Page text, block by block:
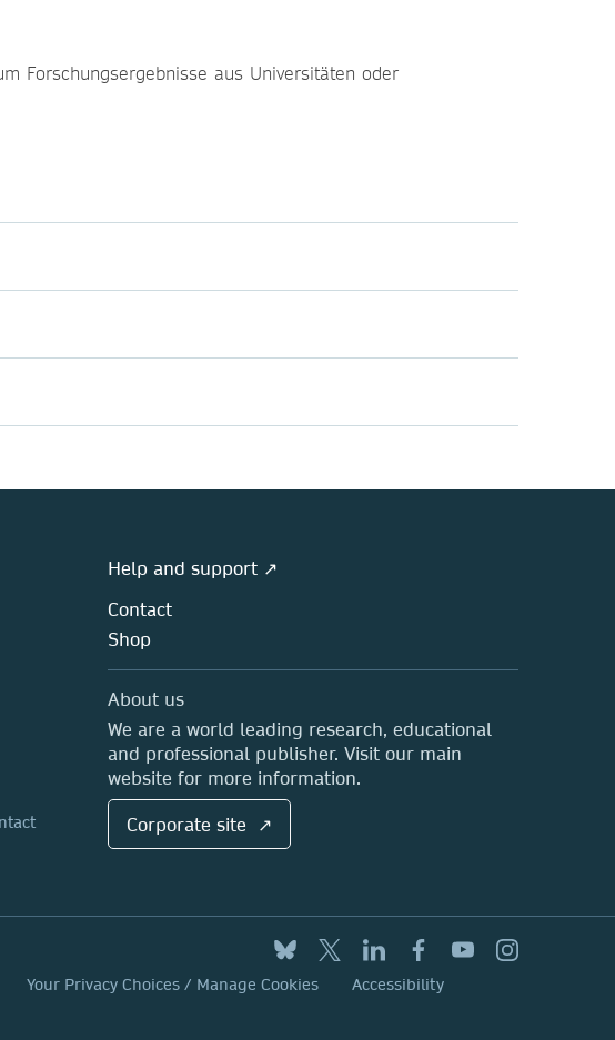
Forschungsergebnisse aus Universitäten oder
Help and support ↗
Contact
Shop
About us
We are a world leading research, educational
and professional publisher. Visit our main
website for more information.
Corporate site ↗
Your Privacy Choices / Manage Cookies
Accessibility